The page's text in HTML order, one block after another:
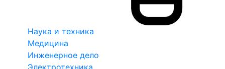
Наука и техника
Медицина
Инженерное дело
Электротехника